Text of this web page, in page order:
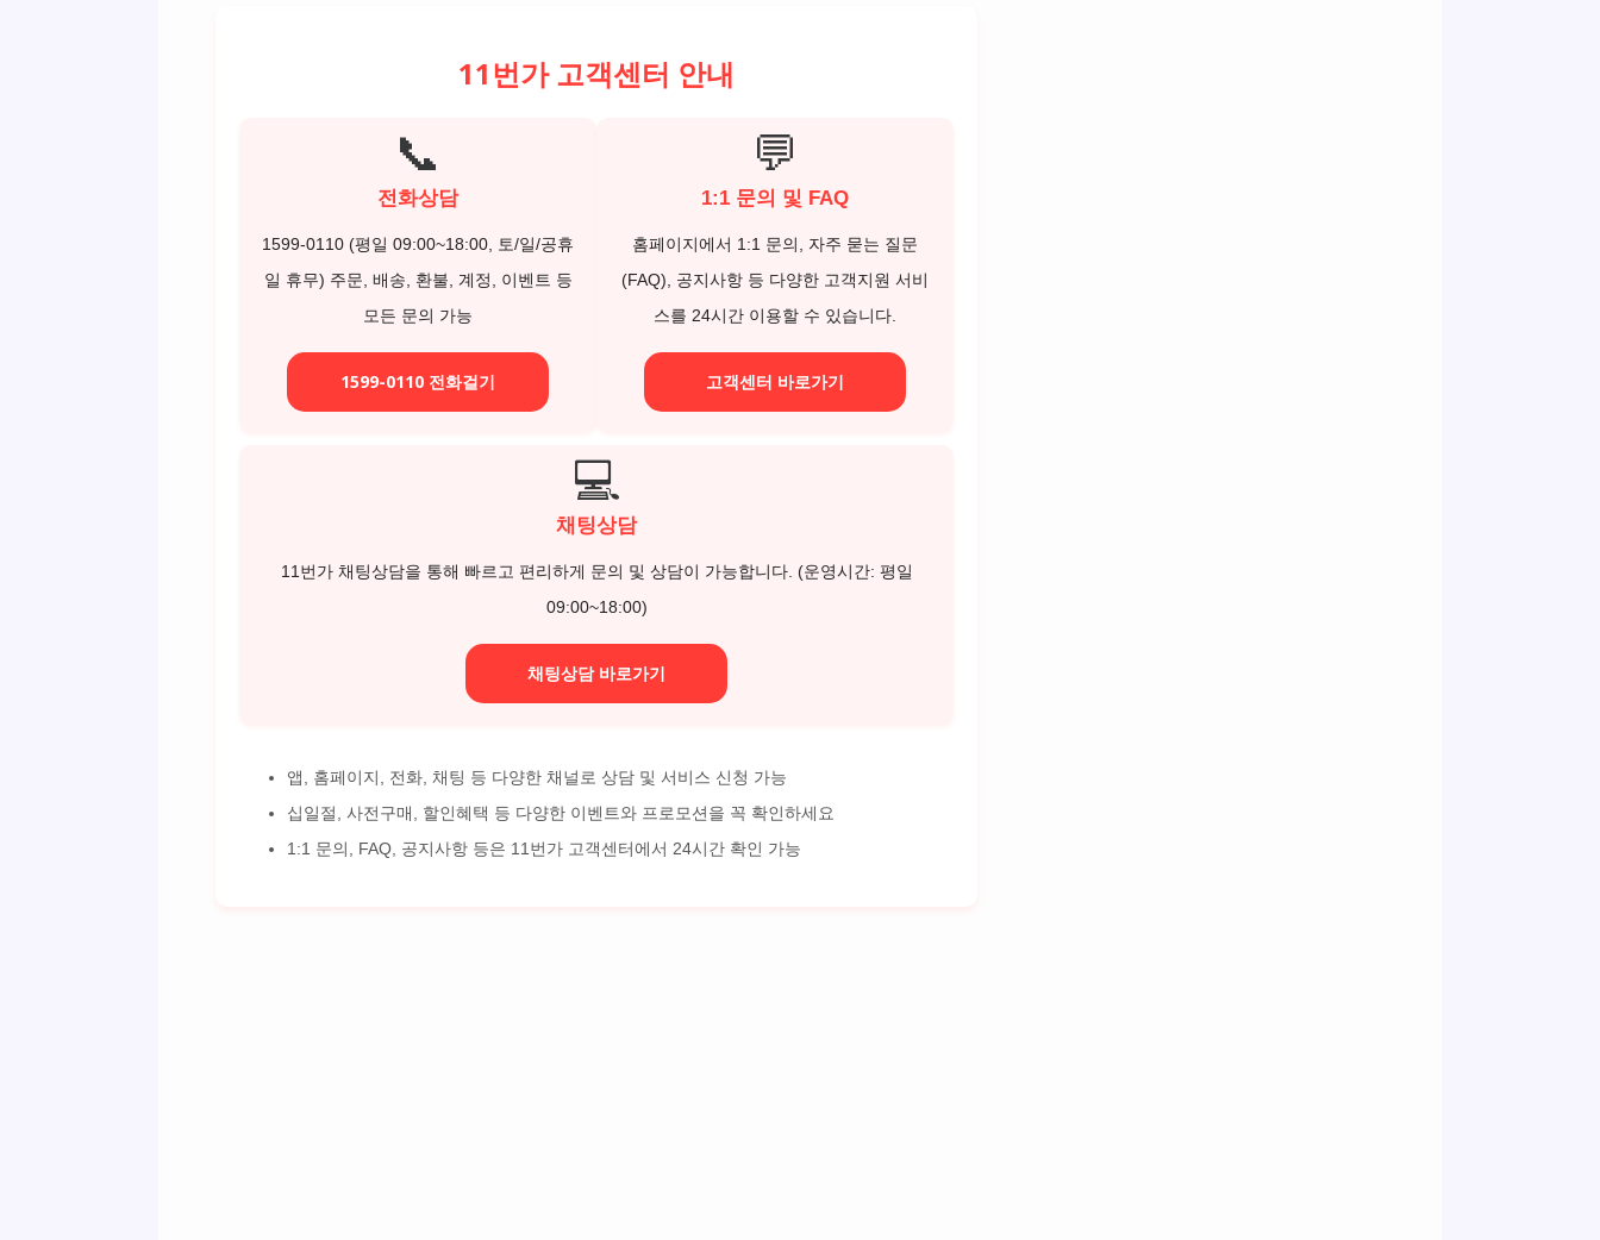
11번가 고객센터 안내
📞
전화상담
1599-0110 (평일 09:00~18:00, 토/일/공휴
일 휴무) 주문, 배송, 환불, 계정, 이벤트 등
모든 문의 가능
1599-0110 전화걸기
💬
1:1 문의 및 FAQ
홈페이지에서 1:1 문의, 자주 묻는 질문
(FAQ), 공지사항 등 다양한 고객지원 서비
스를 24시간 이용할 수 있습니다.
고객센터 바로가기
💻
채팅상담
11번가 채팅상담을 통해 빠르고 편리하게 문의 및 상담이 가능합니다. (운영시간: 평일
09:00~18:00)
채팅상담 바로가기
앱, 홈페이지, 전화, 채팅 등 다양한 채널로 상담 및 서비스 신청 가능
십일절, 사전구매, 할인혜택 등 다양한 이벤트와 프로모션을 꼭 확인하세요
1:1 문의, FAQ, 공지사항 등은 11번가 고객센터에서 24시간 확인 가능